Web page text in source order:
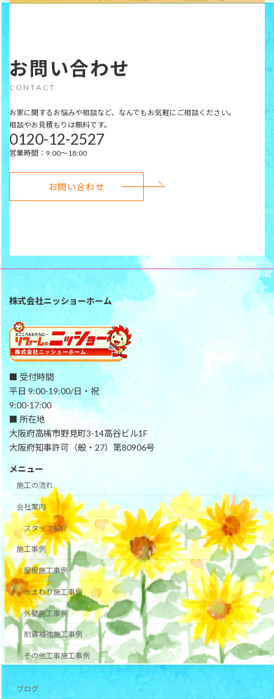
お問い合わせ
CONTACT
お家に関するお悩みや相談など、なんでもお気軽にご相談ください。
相談やお見積もりは無料です。
0120-12-2527
営業時間：9:00～18:00
お問い合わせ
株式会社ニッショーホーム
■ 受付時間
平日 9:00-19:00/日・祝
9:00-17:00
■ 所在地
大阪府高槻市野見町3-14高谷ビル1F
大阪府知事許可（般・27）第80906号
メニュー
施工の流れ
会社案内
スタッフ紹介
施工事例
屋根施工事例
水まわり施工事例
外壁施工事例
耐震補強施工事例
その他工事施工事例
ブログ